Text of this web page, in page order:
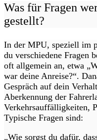
Was für Fragen
gestellt?
In der MPU, speziell im
du verschiedene Fragen
oft allgemein an, etwa
war deine Anreise?“.
Gespräch auf dein
Aberkennung der
Verkehrsauffälligkeiten,
Typische Fragen sind:
„Wie sorgst du dafür,